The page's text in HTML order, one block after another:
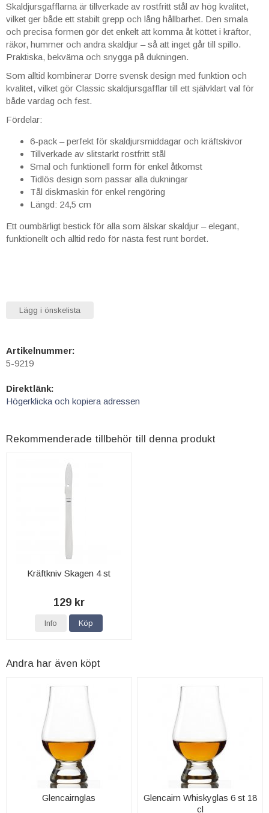
Skaldjursgafflarna är tillverkade av rostfritt stål av hög kvalitet,
vilket ger både ett stabilt grepp och lång hållbarhet. Den smala
och precisa formen gör det enkelt att komma åt köttet i kräftor,
räkor, hummer och andra skaldjur – så att inget går till spillo.
Praktiska, bekväma och snygga på dukningen.
Som alltid kombinerar Dorre svensk design med funktion och
kvalitet, vilket gör Classic skaldjursgafflar till ett självklart val för
både vardag och fest.
Fördelar:
6-pack – perfekt för skaldjursmiddagar och kräftskivor
Tillverkade av slitstarkt rostfritt stål
Smal och funktionell form för enkel åtkomst
Tidlös design som passar alla dukningar
Tål diskmaskin för enkel rengöring
Längd: 24,5 cm
Ett oumbärligt bestick för alla som älskar skaldjur – elegant,
funktionellt och alltid redo för nästa fest runt bordet.
Lägg i önskelista
Artikelnummer:
5-9219
Direktlänk:
Högerklicka och kopiera adressen
Rekommenderade tillbehör till denna produkt
Kräftkniv Skagen 4 st
129 kr
Info Köp
Andra har även köpt
Glencairnglas
Glencairn Whiskyglas 6 st 18
cl